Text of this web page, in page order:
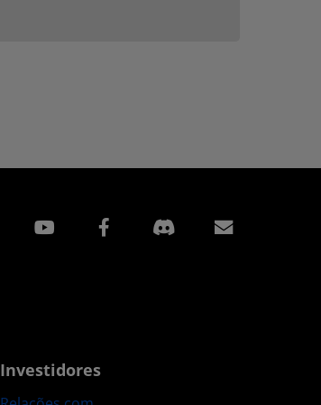
Instagram Facebook
Investidores